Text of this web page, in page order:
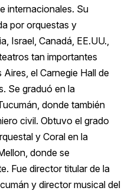
internacionales. Su
por orquestas y
Israel, Canadá, EE.UU.,
tan importantes
el Carnegie Hall de
Se graduó en la
donde también
civil. Obtuvo el grado
y Coral en la
donde se
Fue director titular de la
y director musical del